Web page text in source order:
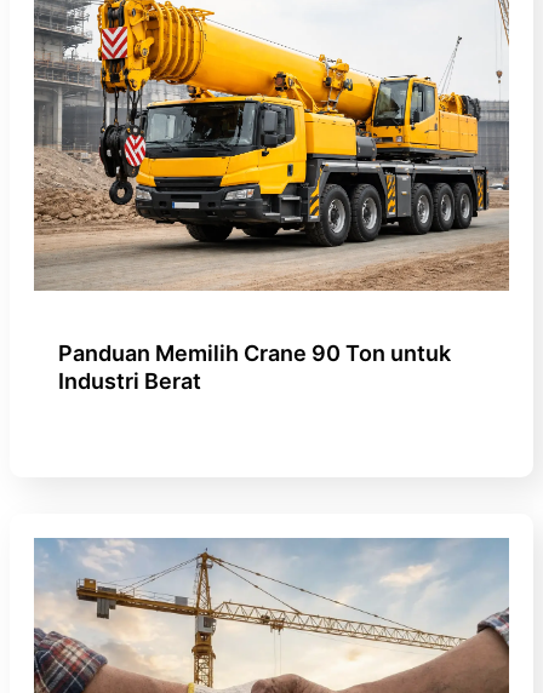
Panduan Memilih Crane 90 Ton untuk
Industri Berat